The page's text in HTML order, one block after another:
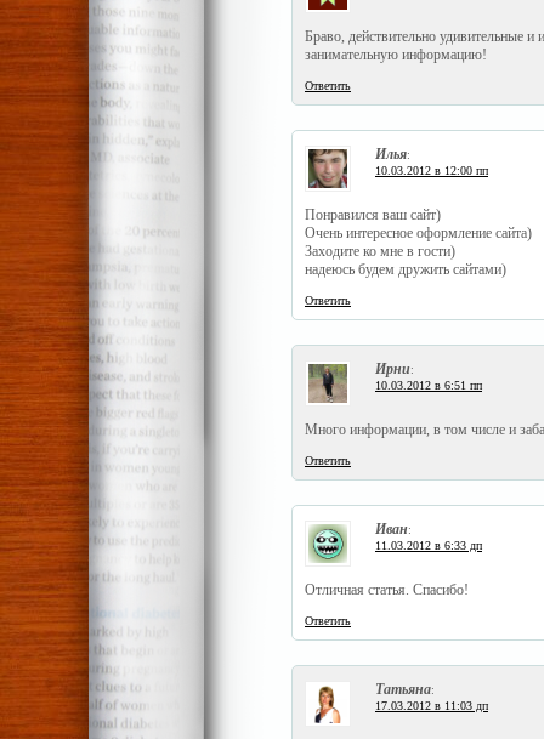
Браво, действительно удивительные
занимательную информацию!
Ответить
Илья:
10.03.2012 в 12:00 пп
Понравился ваш сайт)
Очень интересное оформление сайта)
Заходите ко мне в гости)
надеюсь будем дружить сайтами)
Ответить
Ирни:
10.03.2012 в 6:51 пп
Много информации, в том числе и
Ответить
Иван:
11.03.2012 в 6:33 дп
Отличная статья. Спасибо!
Ответить
Татьяна:
17.03.2012 в 11:03 дп